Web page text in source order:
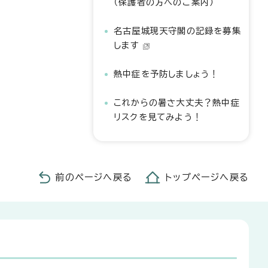
（保護者の方へのご案内）
名古屋城現天守閣の記録を募集
します
熱中症を予防しましょう！
これからの暑さ大丈夫？熱中症
リスクを見てみよう！
前のページへ戻る トップページへ戻る